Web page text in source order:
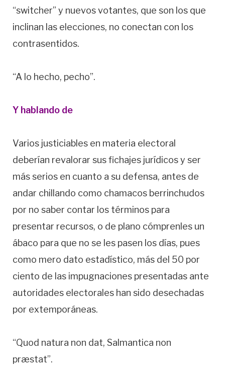
“switcher” y nuevos votantes, que son los que
inclinan las elecciones, no conectan con los
contrasentidos.
“A lo hecho, pecho”.
Y hablando de
Varios justiciables en materia electoral
deberían revalorar sus fichajes jurídicos y ser
más serios en cuanto a su defensa, antes de
andar chillando como chamacos berrinchudos
por no saber contar los términos para
presentar recursos, o de plano cómprenles un
ábaco para que no se les pasen los días, pues
como mero dato estadístico, más del 50 por
ciento de las impugnaciones presentadas ante
autoridades electorales han sido desechadas
por extemporáneas.
“Quod natura non dat, Salmantica non
præstat”.